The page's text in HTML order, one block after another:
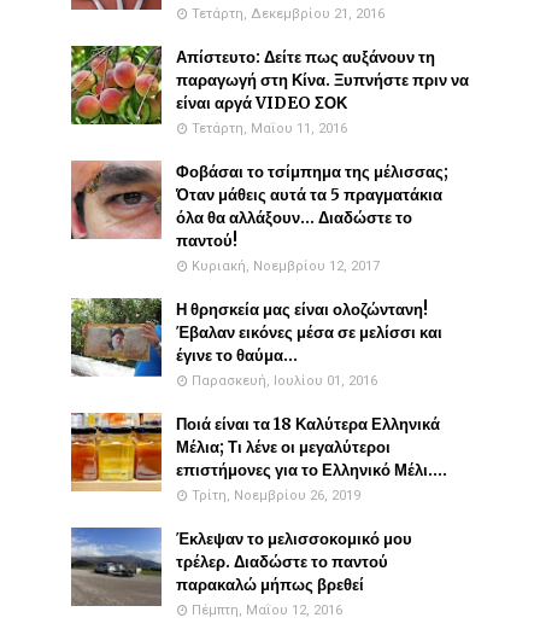
Τετάρτη, Δεκεμβρίου 21, 2016
Απίστευτο: Δείτε πως αυξάνουν τη
παραγωγή στη Κίνα. Ξυπνήστε πριν να
είναι αργά VIDEO ΣΟΚ
Τετάρτη, Μαΐου 11, 2016
Φοβάσαι το τσίμπημα της μέλισσας;
Όταν μάθεις αυτά τα 5 πραγματάκια
όλα θα αλλάξουν... Διαδώστε το
παντού!
Κυριακή, Νοεμβρίου 12, 2017
Η θρησκεία μας είναι ολοζώντανη!
Έβαλαν εικόνες μέσα σε μελίσσι και
έγινε το θαύμα...
Παρασκευή, Ιουλίου 01, 2016
Ποιά είναι τα 18 Καλύτερα Ελληνικά
Μέλια; Τι λένε οι μεγαλύτεροι
επιστήμονες για το Ελληνικό Μέλι....
Τρίτη, Νοεμβρίου 26, 2019
Έκλεψαν το μελισσοκομικό μου
τρέλερ. Διαδώστε το παντού
παρακαλώ μήπως βρεθεί
Πέμπτη, Μαΐου 12, 2016